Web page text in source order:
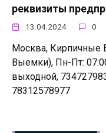
реквизиты
13.04.2024 0
Москва, Кирпичные
Выемки), Пн-Пт:
выходной,
78312578977